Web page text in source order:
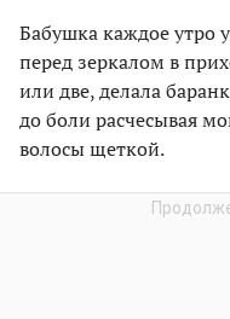
Бабушка каждое утро
перед зеркалом в
или две, делала
до боли расчесывая
волосы щеткой.